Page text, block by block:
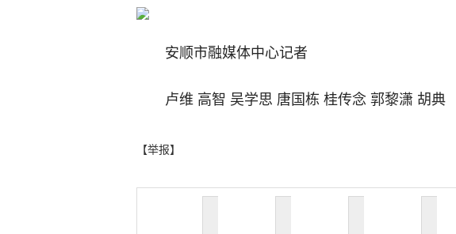
安顺市融媒体中心记者
卢维 高智 吴学思 唐国栋 桂传念 郭黎潇 胡典
【举报】